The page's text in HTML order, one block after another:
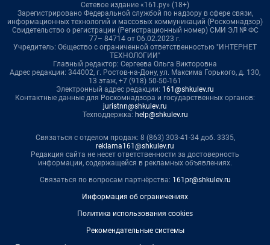
Сетевое издание «161.ру» (18+)
Зарегистрировано Федеральной службой по надзору в сфере связи,
информационных технологий и массовых коммуникаций (Роскомнадзор)
Свидетельство о регистрации (Регистрационный номер) СМИ ЭЛ № ФС
77– 84714 от 06.02.2023 г.
Учредитель: Общество с ограниченной ответственностью "ИНТЕРНЕТ
ТЕХНОЛОГИИ"
Главный редактор: Сергеева Ольга Викторовна
Адрес редакции: 344002, г. Ростов-на-Дону, ул. Максима Горького, д. 130,
13 этаж, +7 (918) 50-50-161
Электронный адрес редакции: 161@shkulev.ru
Контактные данные для Роскомнадзора и государственных органов:
juristnn@shkulev.ru
Техподдержка: help@shkulev.ru
Связаться с отделом продаж: 8 (863) 303-41-34 доб. 3335,
reklama161@shkulev.ru
Редакция сайта не несет ответственности за достоверность
информации, содержащейся в рекламных объявлениях.
Связаться по вопросам партнёрства: 161pr@shkulev.ru
Информация об ограничениях
Политика использования cookies
Рекомендательные системы